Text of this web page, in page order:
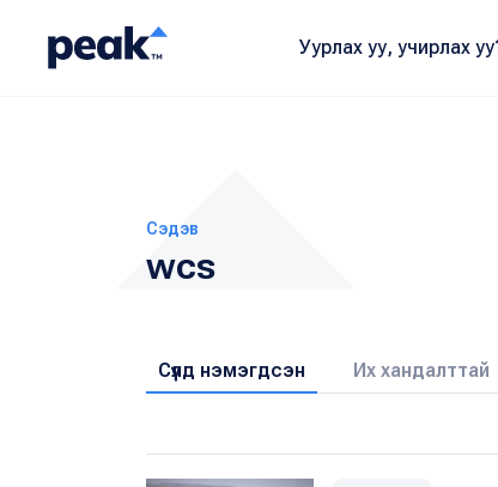
Уурлах уу, учирлах
Сэдэв
wcs
Сүүлд нэмэгдсэн Их хандалттай